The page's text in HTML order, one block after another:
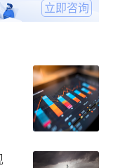
立即咨询